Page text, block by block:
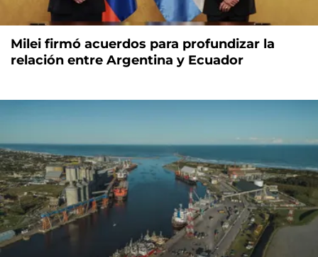
Milei firmó acuerdos para profundizar la
relación entre Argentina y Ecuador